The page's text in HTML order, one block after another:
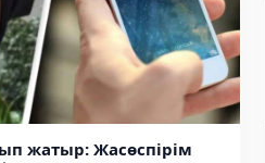
жатыр: Жасөспірім